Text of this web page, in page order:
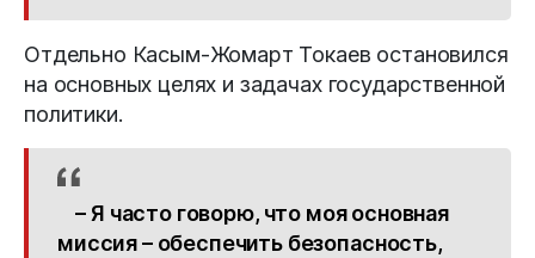
Отдельно Касым-Жомарт Токаев остановился
на основных целях и задачах государственной
политики.
– Я часто говорю, что моя основная
миссия – обеспечить безопасность,